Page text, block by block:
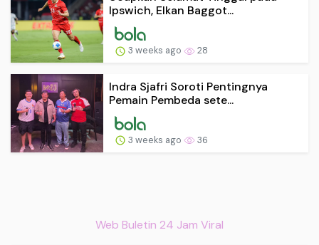
Ipswich, Elkan Baggot...
3 weeks ago 28
Indra Sjafri Soroti Pentingnya
Pemain Pembeda sete...
3 weeks ago 36
Web Buletin 24 Jam Viral